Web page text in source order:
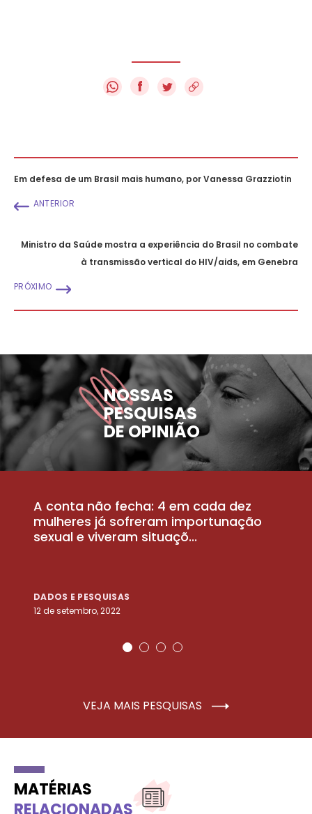
f
Em defesa de um Brasil mais humano, por Vanessa Grazziotin
ANTERIOR
Ministro da Saúde mostra a experiência do Brasil no combate
à transmissão vertical do HIV/aids, em Genebra
PRÓXIMO
NOSSAS
PESQUISAS
DE OPINIÃO
A conta não fecha: 4 em cada dez
mulheres já sofreram importunação
sexual e viveram situaçõ...
DADOS E PESQUISAS
12 de setembro, 2022
VEJA MAIS PESQUISAS
MATÉRIAS
RELACIONADAS